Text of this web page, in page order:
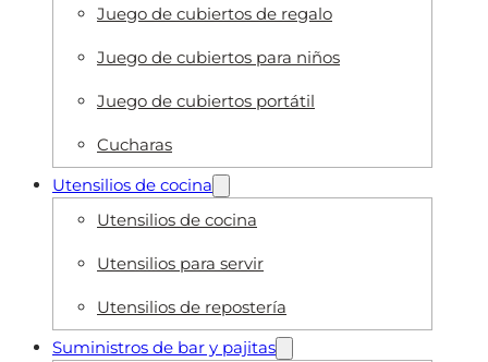
Juego de cubiertos de regalo
Juego de cubiertos para niños
Juego de cubiertos portátil
Cucharas
Utensilios de cocina
Utensilios de cocina
Utensilios para servir
Utensilios de repostería
Suministros de bar y pajitas